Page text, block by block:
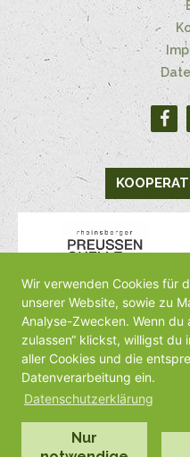
Wir verwenden Cookies für
unserer Website, sowie zu
Analyse-Zwecken. Wenn du
zulassen“ klickst, willigst du
aller Cookies und die
Datenverarbeitung ein.
Datenschutzerklärung
Nur